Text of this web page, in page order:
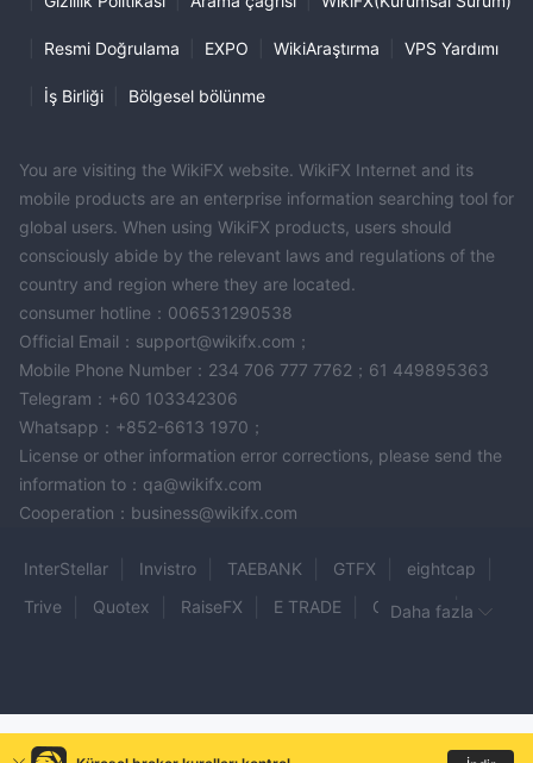
Resmi Doğrulama EXPO WikiAraştırma VPS Yardımı
İş Birliği Bölgesel bölünme
You are visiting the WikiFX website. WikiFX Internet and its
mobile products are an enterprise information searching tool for
global users. When using WikiFX products, users should
consciously abide by the relevant laws and regulations of the
country and region where they are located.
consumer hotline：006531290538
Official Email：support@wikifx.com；
Mobile Phone Number：234 706 777 7762；61 449895363
Telegram：+60 103342306
Whatsapp：+852-6613 1970；
License or other information error corrections, please send the
information to：qa@wikifx.com
Cooperation：business@wikifx.com
InterStellar Invistro TAEBANK GTFX
eightcap
Trive
Quotex RaiseFX E TRADE
GENESIS
GTI Markets
gnera Apiary Fund
Daha fazla